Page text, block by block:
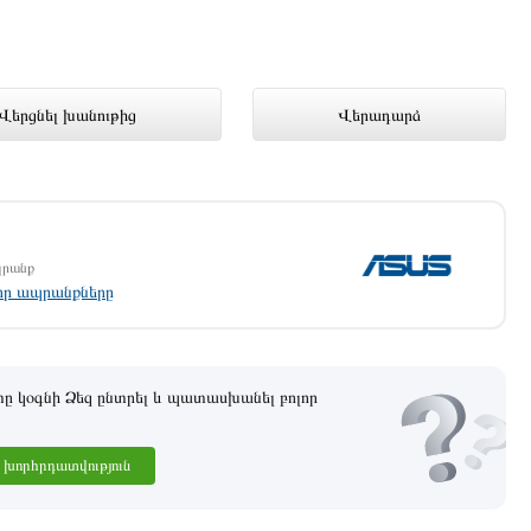
խանութից Վերադարձ
(Silver) 90NB10J2-M010
ապրանքները
կօգնի Ձեզ ընտրել և պատասխանել բոլոր